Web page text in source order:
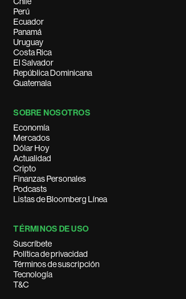
Perú
Ecuador
Panamá
Uruguay
Costa Rica
El Salvador
República Dominicana
Guatemala
SOBRE NOSOTROS
Economía
Mercados
Dólar Hoy
Actualidad
Cripto
Finanzas Personales
Podcasts
Listas de Bloomberg Línea
TÉRMINOS DE USO
Suscríbete
Política de privacidad
Términos de suscripción
Tecnología
T&C